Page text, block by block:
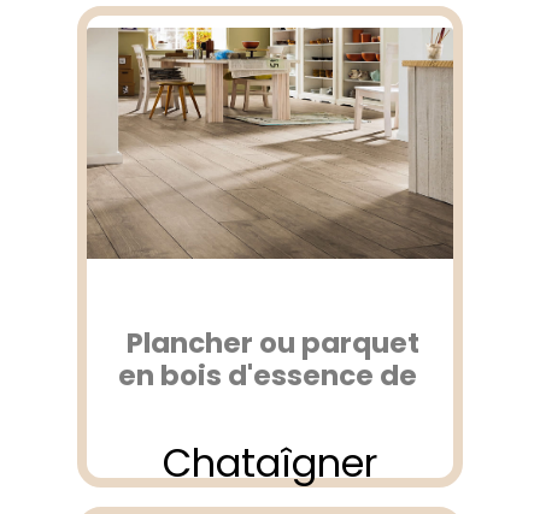
Plancher ou parquet
en bois d'essence de
Chataîgner